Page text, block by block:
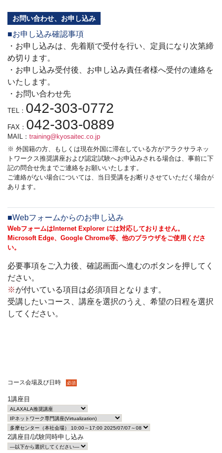
お問い合わせ、お申し込み
■お申し込み確認事項
・お申し込みは、先着順で受付を行い、定員になり次第締
め切ります。
・お申し込み受付後、お申し込み責任者様へ受付の連絡を
いたします。
・お問い合わせ先
TEL： 042-303-0772
FAX： 042-303-0889
MAIL： training@kyosaitec.co.jp
※ 外国籍の方、もしくは現在外国に滞在している方がアラクサラネッ
トワークス推奨講座および認定試験へお申込みされる場合は、事前に下
記の問合せ先までご連絡をお願いいたします。
ご連絡がない場合については、当日受講をお断りさせていただく場合が
あります。
■Webフォームからのお申し込み
WebフォームはInternet Explorer には対応しておりません。
Microsoft Edge、Google Chrome等、他のブラウザをご使用くださ
い。
必要事項をご入力後、確認画面へ進むのボタンを押してく
ださい。
※が付いている項目は必須項目となります。
受講したいコース、講座を選択のうえ、希望の日程を選択
してください。
コース会場及び日時 必須
1講座目
2講座目/試験同時申し込み